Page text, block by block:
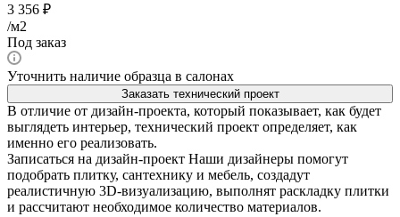
3 356 ₽
/м2
Под заказ
Уточнить наличие образца в салонах
Заказать технический проект
В отличие от дизайн-проекта, который показывает, как будет
выглядеть интерьер, технический проект определяет, как
именно его реализовать.
Записаться на дизайн-проект Наши дизайнеры помогут
подобрать плитку, сантехнику и мебель, создадут
реалистичную 3D-визуализацию, выполнят раскладку плитки
и рассчитают необходимое количество материалов.